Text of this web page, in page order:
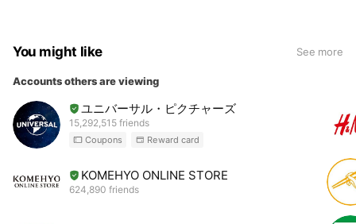
You might like See more
Accounts others are viewing
ユニバーサル・ピクチャーズ
15,292,515 friends
Coupons Reward card
KOMEHYO ONLINE STORE
624,890 friends